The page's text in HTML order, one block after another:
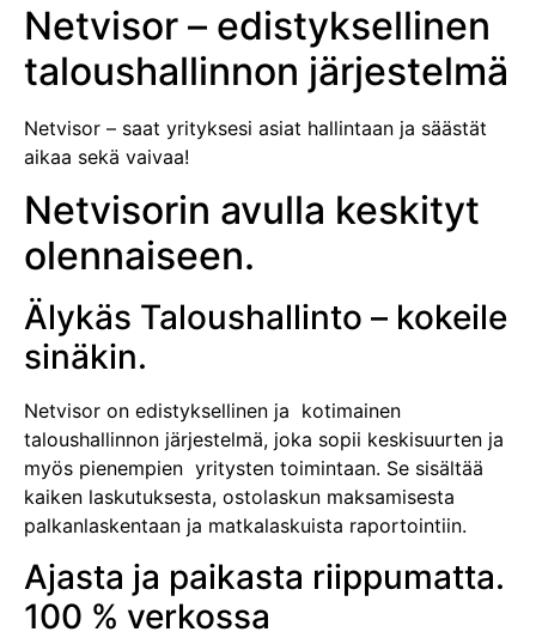
Netvisor – edistyksellinen
taloushallinnon järjestelmä
Netvisor – saat yrityksesi asiat hallintaan ja säästät
aikaa sekä vaivaa!
Netvisorin avulla keskityt
olennaiseen.
Älykäs Taloushallinto – kokeile
sinäkin.
Netvisor on edistyksellinen ja kotimainen
taloushallinnon järjestelmä, joka sopii keskisuurten ja
myös pienempien yritysten toimintaan. Se sisältää
kaiken laskutuksesta, ostolaskun maksamisesta
palkanlaskentaan ja matkalaskuista raportointiin.
Ajasta ja paikasta riippumatta.
100 % verkossa